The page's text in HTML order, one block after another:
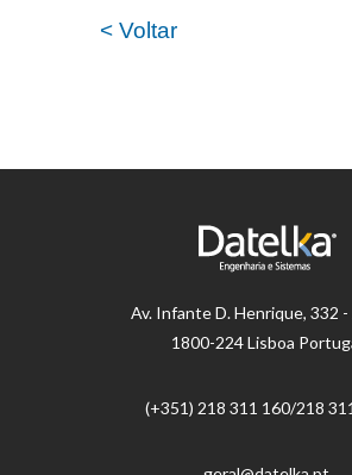
< Voltar
Av. Infante D. Henrique, 332 -
1800-224 Lisboa
(+351) 218 ​​311 160/218